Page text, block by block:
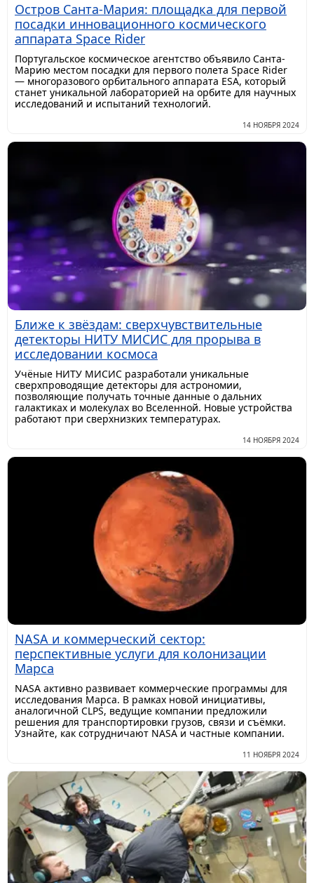
Остров Санта-Мария: площадка для первой
посадки инновационного космического
аппарата Space Rider
Португальское космическое агентство объявило Санта-
Марию местом посадки для первого полета Space Rider
— многоразового орбитального аппарата ESA, который
станет уникальной лабораторией на орбите для научных
исследований и испытаний технологий.
14 НОЯБРЯ 2024
Ближе к звёздам: сверхчувствительные
детекторы НИТУ МИСИС для прорыва в
исследовании космоса
Учёные НИТУ МИСИС разработали уникальные
сверхпроводящие детекторы для астрономии,
позволяющие получать точные данные о дальних
галактиках и молекулах во Вселенной. Новые устройства
работают при сверхнизких температурах.
14 НОЯБРЯ 2024
NASA и коммерческий сектор:
перспективные услуги для колонизации
Марса
NASA активно развивает коммерческие программы для
исследования Марса. В рамках новой инициативы,
аналогичной CLPS, ведущие компании предложили
решения для транспортировки грузов, связи и съёмки.
Узнайте, как сотрудничают NASA и частные компании.
11 НОЯБРЯ 2024